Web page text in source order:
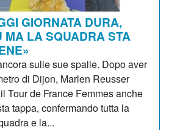
GIORNATA DURA,
MA LA SQUADRA STA
sulle sue spalle. Dopo aver
di Dijon, Marlen Reusser
Tour de France Femmes anche
tappa, confermando tutta la
e la...